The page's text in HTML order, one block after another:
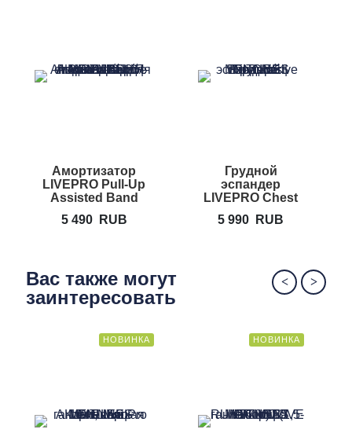
Амортизатор
LIVEPRO Pull-Up
Assisted Band
5 490
RUB
Грудной
эспандер
LIVEPRO Chest
5 990 RUB
Вас также могут
заинтересовать
НОВИНКА НОВИНКА